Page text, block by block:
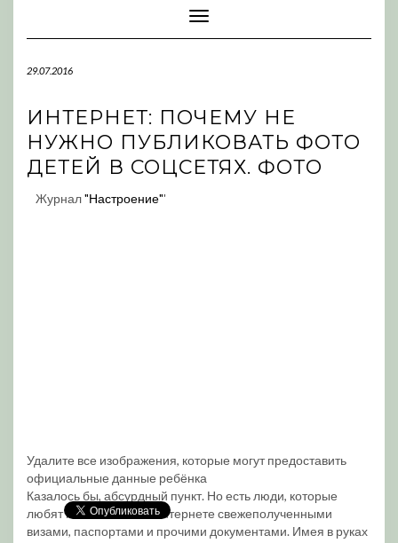
Toggle
Navigation
29.07.2016
ИНТЕРНЕТ: ПОЧЕМУ НЕ
НУЖНО ПУБЛИКОВАТЬ ФОТО
ДЕТЕЙ В СОЦСЕТЯХ. ФОТО
Журнал"Настроение"'
Удалите все изображения, которые могут предоставить
официальные данные ребёнка
Казалось бы, абсурдный пункт. Но есть люди, которые
любят похвастаться в интернете свежеполученными
визами, паспортами и прочими документами. Имея в руках